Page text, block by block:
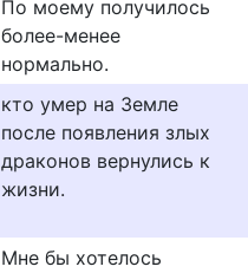
По моему получилось
более-менее
нормально.
кто умер на Земле
после появления злых
драконов вернулись к
жизни.
Мне бы хотелось